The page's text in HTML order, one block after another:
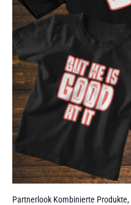
Partnerlook Kombinierte Produkte,